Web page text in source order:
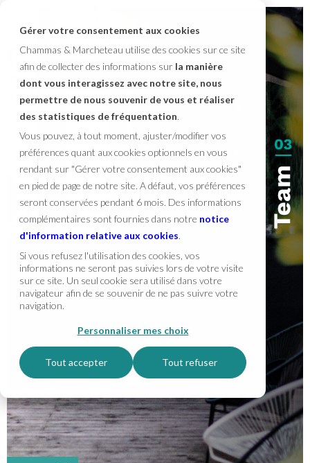
Gérer votre consentement aux cookies
Chammas & Marcheteau utilise des cookies sur ce site
afin de collecter des informations sur la manière
dont vous interagissez avec notre site, nous
permettre de nous souvenir de vous et réaliser
des statistiques de fréquentation.
Vous pouvez, à tout moment, ajuster/modifier vos
préférences quant aux cookies optionnels en vous
rendant sur "Gérer votre consentement aux cookies"
en pied de page de notre site. A défaut, vos préférences
seront conservées pendant 6 mois. Des informations
complémentaires sont fournies dans notre notice
d'information relative aux cookies.
Si vous refusez l'utilisation des cookies, vos
informations ne seront pas suivies lors de votre visite
sur ce site. Un seul cookie sera utilisé dans votre
navigateur afin de se souvenir de ne pas suivre votre
navigation.
Personnaliser mes choix
Tout accepter Tout refuser